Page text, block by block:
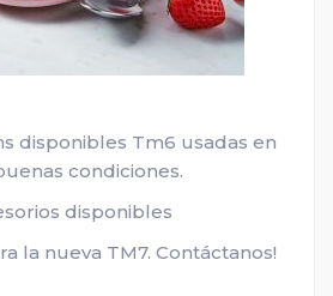
disponibles Tm6 usadas en
condiciones.
disponibles
la nueva TM7. Contáctanos!